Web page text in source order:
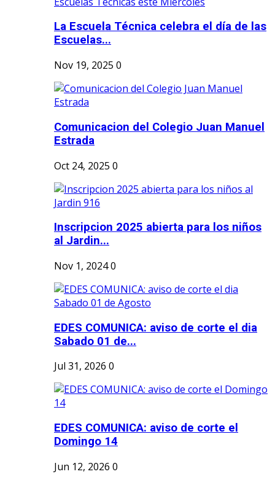
La Escuela Técnica celebra el día de las
Escuelas...
Nov 19, 2025 0
Comunicacion del Colegio Juan Manuel
Estrada
Oct 24, 2025 0
Inscripcion 2025 abierta para los niños
al Jardin...
Nov 1, 20240
EDES COMUNICA: aviso de corte el dia
Sabado 01 de...
Jul 31, 2026 0
EDES COMUNICA: aviso de corte el
Domingo 14
Jun 12, 2026 0